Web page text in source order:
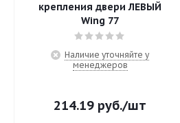
крепления двери ЛЕВЫЙ
Wing 77
Наличие уточняйте у
менеджеров
214.19 руб./шт